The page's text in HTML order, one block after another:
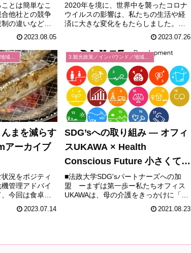
とは簡単なこ
他社との競争
の違いなど、
はだかります。
秘訣として、以
が大切になり
」等の視察や...
2023.08.05
2020年を境に、世界中を襲ったコロナ
ウイルスの影響は、私たちの生活や経
済に大きな変化をもたらしました。し
かし、暗いトンネルの先には必ず光が
ともります。2025年には大阪万博も控
えており、地域経済は新たな可能性と
チャンスを秘めています。この...
2023.07.26
んまを減らす
アーカイブ
況をポジティ
管理アドバイ
今回は食卓で
。カテゴリ―と
2023.07.14
SDG’sへの取り組み ― オフィ
スUKAWA × Health
Conscious Future 小さくても
確かな一歩を、次世代へ
■法政大学SDG'sパートナーズへの加
盟 ーまずは第一歩ー私たちオフィス
UKAWAは、母の介護をきっかけに「働
起業しました。予期せぬパンデミック
2021.08.23